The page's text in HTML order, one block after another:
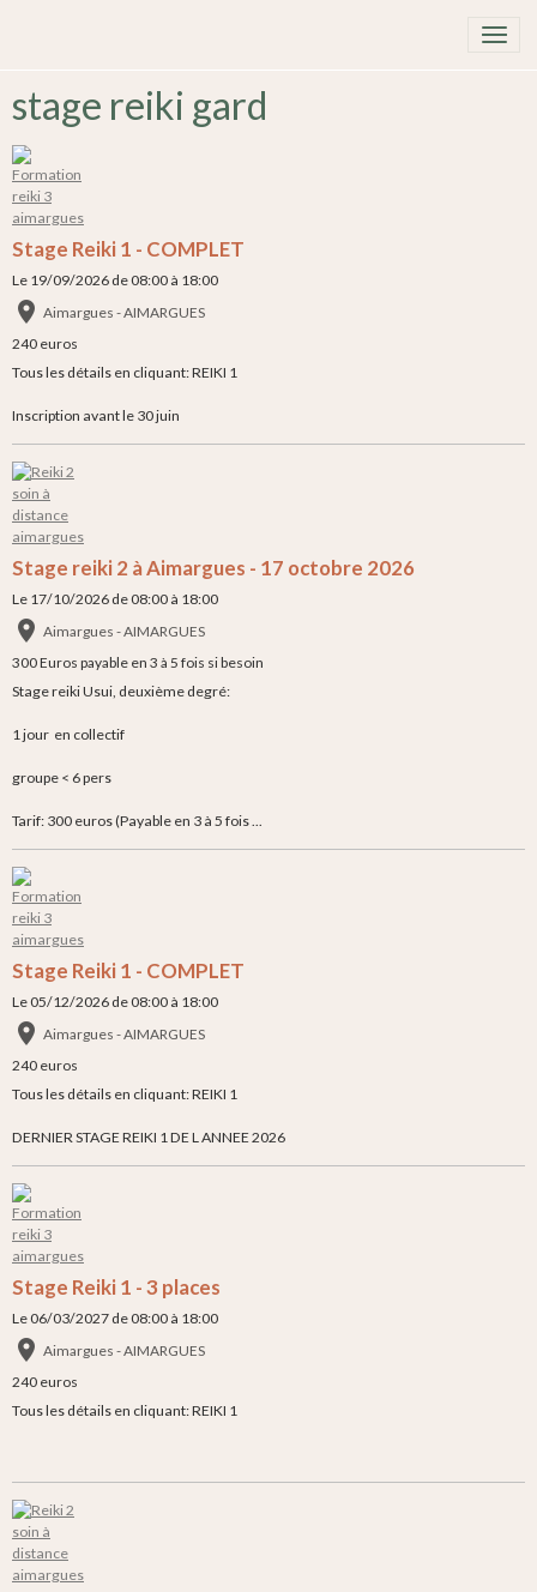
stage reiki gard
Stage Reiki 1 - COMPLET
Le 19/09/2026 de 08:00 à 18:00
Aimargues - AIMARGUES
240 euros
Tous les détails en cliquant: REIKI 1
Inscription avant le 30 juin
Stage reiki 2 à Aimargues - 17 octobre 2026
Le 17/10/2026 de 08:00 à 18:00
Aimargues - AIMARGUES
300 Euros payable en 3 à 5 fois si besoin
Stage reiki Usui, deuxième degré:
1 jour en collectif
groupe < 6 pers
Tarif: 300 euros (Payable en 3 à 5 fois ...
Stage Reiki 1 - COMPLET
Le 05/12/2026 de 08:00 à 18:00
Aimargues - AIMARGUES
240 euros
Tous les détails en cliquant: REIKI 1
DERNIER STAGE REIKI 1 DE L ANNEE 2026
Stage Reiki 1 - 3 places
Le 06/03/2027 de 08:00 à 18:00
Aimargues - AIMARGUES
240 euros
Tous les détails en cliquant: REIKI 1